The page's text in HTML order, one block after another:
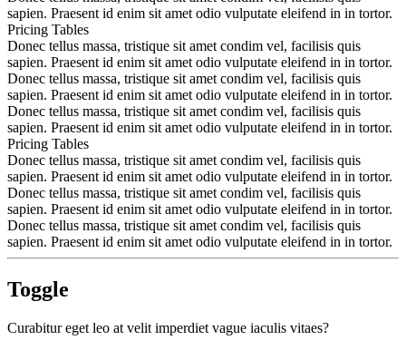
sapien. Praesent id enim sit amet odio vulputate eleifend in in tortor.
Pricing Tables
Donec tellus massa, tristique sit amet condim vel, facilisis quis
sapien. Praesent id enim sit amet odio vulputate eleifend in in tortor.
Donec tellus massa, tristique sit amet condim vel, facilisis quis
sapien. Praesent id enim sit amet odio vulputate eleifend in in tortor.
Donec tellus massa, tristique sit amet condim vel, facilisis quis
sapien. Praesent id enim sit amet odio vulputate eleifend in in tortor.
Pricing Tables
Donec tellus massa, tristique sit amet condim vel, facilisis quis
sapien. Praesent id enim sit amet odio vulputate eleifend in in tortor.
Donec tellus massa, tristique sit amet condim vel, facilisis quis
sapien. Praesent id enim sit amet odio vulputate eleifend in in tortor.
Donec tellus massa, tristique sit amet condim vel, facilisis quis
sapien. Praesent id enim sit amet odio vulputate eleifend in in tortor.
Toggle
Curabitur eget leo at velit imperdiet vague iaculis vitaes?